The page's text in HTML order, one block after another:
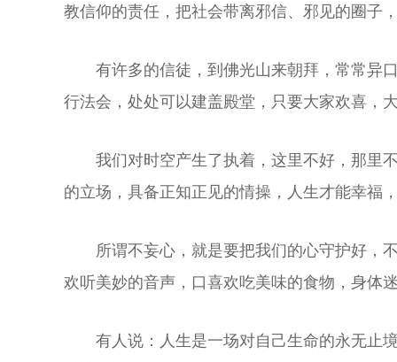
教信仰的责任，把社会带离邪信、邪见的圈子
有许多的信徒，到佛光山来朝拜，常常异
行法会，处处可以建盖殿堂，只要大家欢喜，
我们对时空产生了执着，这里不好，那里
的立场，具备正知正见的情操，人生才能幸福
所谓不妄心，就是要把我们的心守护好，
欢听美妙的音声，口喜欢吃美味的食物，身体
有人说：人生是一场对自己生命的永无止